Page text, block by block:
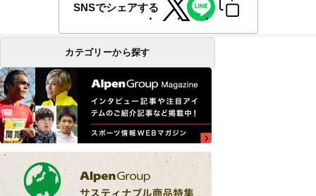
SNSでシェアする
カテゴリーから探す